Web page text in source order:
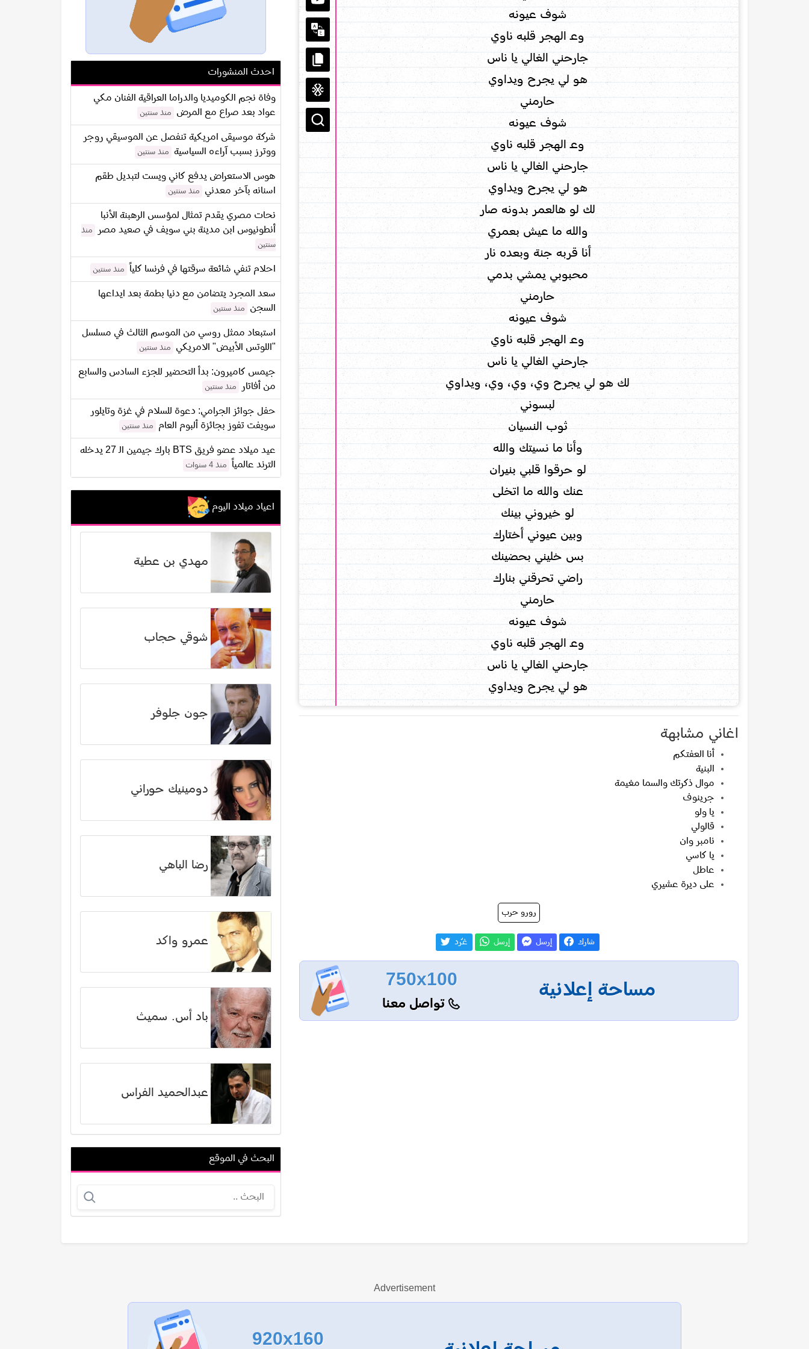
شوف عيونه
وعـ الهجر قلبه ناوي
جارحني الغالي يا ناس
هو لي يجرح ويداوي
حارمني
شوف عيونه
وعـ الهجر قلبه ناوي
جارحني الغالي يا ناس
هو لي يجرح ويداوي
لك لو هالعمر بدونه صار
والله ما عيش بعمري
أنا قربه جنة وبعده نار
محبوبي يمشي بدمي
حارمني
شوف عيونه
وعـ الهجر قلبه ناوي
جارحني الغالي يا ناس
لك هو لي يجرح وي، وي، وي، ويداوي
لبسوني
ثوب النسيان
وأنا ما نسيتك والله
لو حرقوا قلبي بنيران
عنك والله ما اتخلى
لو خيروني بينك
وبين عيوني أختارك
بس خليني بحضينك
راضي تحرقني بنارك
حارمني
شوف عيونه
وعـ الهجر قلبه ناوي
جارحني الغالي يا ناس
هو لي يجرح ويداوي
اغاني مشابهة
أنا العفتكم
البنية
موال ذكرتك والسما مغيمة
جرينوف
يا ولو
قالولي
نامبر وان
يا كاسي
عاطل
على ديرة عشيري
رورو حرب
شارك إرسل إرسل غـّرد
مساحة إعلانية
750x100
تواصل معنا
احدث المنشورات
وفاة نجم الكوميديا والدراما العراقية الفنان مكي
عواد بعد صراع مع المرض
منذ سنتين
شركة موسيقى امريكية تنفصل عن الموسيقي روجر
ووترز بسبب آراءه السياسية
منذ سنتين
هوس الاستعراض يدفع كاني ويست لتبديل طقم
اسنانه بآخر معدني
منذ سنتين
نحات مصري يقدم تمثال لمؤسس الرهبنة الأنبا
أنطونيوس ابن مدينة بني سويف في صعيد مصر
منذ
سنتين
احلام تنفي شائعة سرقتها في فرنسا كلياً منذ سنتين
سعد المجرد يتضامن مع دنيا بطمة بعد ايداعها
السجن
منذ سنتين
استبعاد ممثل روسي من الموسم الثالث في مسلسل
"اللوتس الأبيض" الامريكي
منذ سنتين
جيمس كاميرون: بدأ التحضير للجزء السادس والسابع
من أفاتار
منذ سنتين
حفل جوائز الجرامي: دعوة للسلام في غزة وتايلور
سويفت تفوز بجائزة ألبوم العام
منذ سنتين
عيد ميلاد عضو فريق BTS بارك جيمين الـ 27 يدخله
الترند عالمياً
منذ 4 سنوات
اعياد ميلاد اليوم
مهدي بن عطية
شوقي حجاب
جون جلوفر
دومينيك حوراني
رضا الباهي
عمرو واكد
باد أس. سميث
عبدالحميد الفراس
تشارليز ثيرون
عرض الكل
البحث في الموقع
Advertisement
920x160